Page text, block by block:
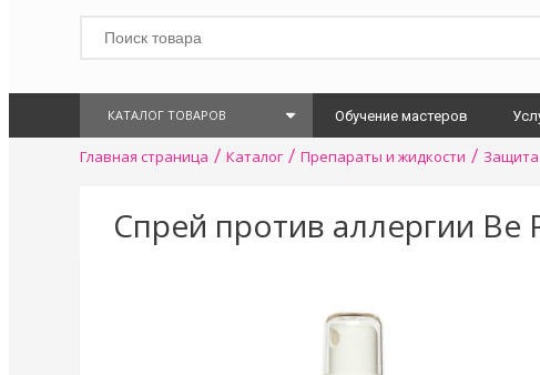
КАТАЛОГ ТОВАРОВ Обучение мастеров
Главная страница / Каталог / Препараты и жидкости / Защита
Спрей против аллергии Be